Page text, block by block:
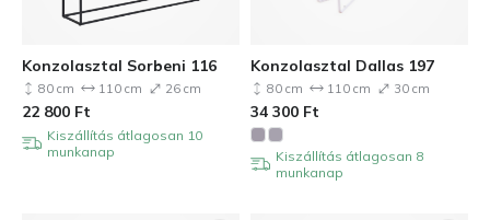
Konzolasztal Sorbeni 116
80 cm 110 cm 26 cm
22 800 Ft
Kiszállítás átlagosan 10
munkanap
Konzolasztal Dallas 197
80 cm 110 cm 30 cm
34 300 Ft
Kiszállítás átlagosan 8
munkanap